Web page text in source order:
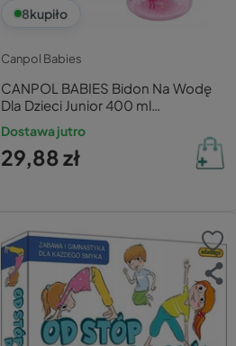
8kupiło
Canpol Babies
CANPOL BABIES Bidon Na Wodę
Dla Dzieci Junior 400 ml
JEDNOROŻEC Różowy 2+
Dostawa jutro
29,88 zł